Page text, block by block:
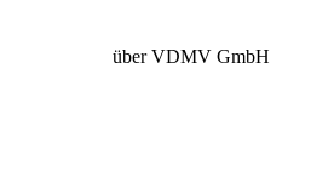
über VDMV GmbH